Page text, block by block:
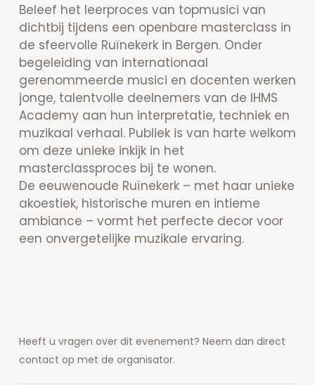
Beleef het leerproces van topmusici van
dichtbij tijdens een openbare masterclass in
de sfeervolle Ruïnekerk in Bergen. Onder
begeleiding van internationaal
gerenommeerde musici en docenten werken
jonge, talentvolle deelnemers van de IHMS
Academy aan hun interpretatie, techniek en
muzikaal verhaal. Publiek is van harte welkom
om deze unieke inkijk in het
masterclassproces bij te wonen.
De eeuwenoude Ruïnekerk – met haar unieke
akoestiek, historische muren en intieme
ambiance – vormt het perfecte decor voor
een onvergetelijke muzikale ervaring.
Heeft u vragen over dit evenement? Neem dan direct
contact op met de organisator.